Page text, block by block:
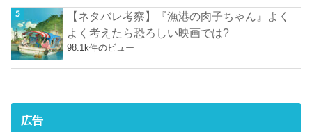
【ネタバレ考察】『漁港の肉子ちゃん』よく
よく考えたら恐ろしい映画では?
98.1k件のビュー
広告